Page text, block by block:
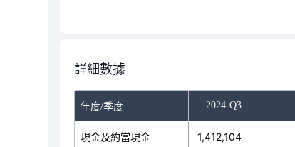
詳細數據
年度/季度
2024-Q2 2024-Q3
現金及約當現金
875,417 1,412,104